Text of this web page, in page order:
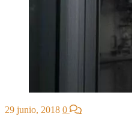
29 junio, 2018 0